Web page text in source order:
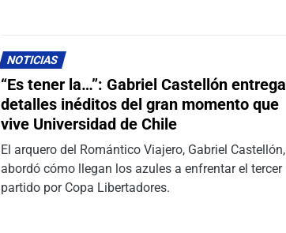
NOTICIAS
“Es tener la…”: Gabriel Castellón entrega
detalles inéditos del gran momento que
vive Universidad de Chile
El arquero del Romántico Viajero, Gabriel Castellón,
abordó cómo llegan los azules a enfrentar el tercer
partido por Copa Libertadores.